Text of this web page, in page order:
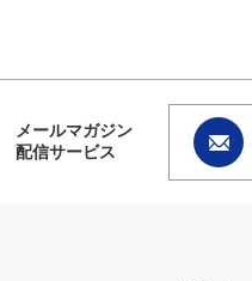
メールマガジン
配信サービス